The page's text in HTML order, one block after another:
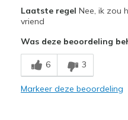
Poor Cushioning
Width
Feels
Sizing
View On Shoes
Laatste regel Nee, ik zou
vriend
Was deze beoordeling
6 3
Markeer deze beoordeling